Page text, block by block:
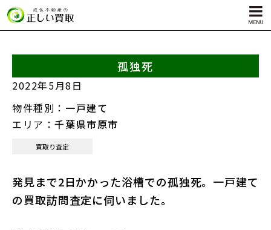
サービス内容
自殺物件買取
孤独死
2022年5月8日
物件種別： 一戸建て
エリア：千葉県市原市
買取り査定
発見まで2日かかった浴槽での孤独死。一戸建て
の買取訪問査定に伺いました。